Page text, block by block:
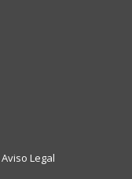
Aviso Legal